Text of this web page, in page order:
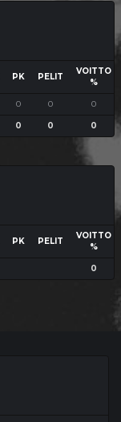
PK PELIT
VOITTO
%
0 0 0
0 0 0
PK PELIT
VOITTO
%
0